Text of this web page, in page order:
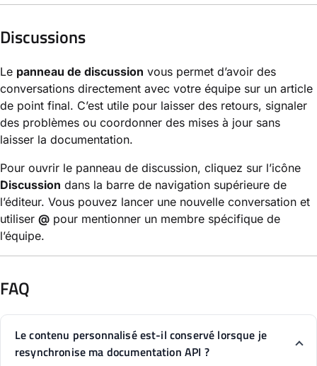
Discussions
Le panneau de discussion vous permet d’avoir des
conversations directement avec votre équipe sur un article
de point final. C’est utile pour laisser des retours, signaler
des problèmes ou coordonner des mises à jour sans
laisser la documentation.
Pour ouvrir le panneau de discussion, cliquez sur l’icône
Discussion dans la barre de navigation supérieure de
l’éditeur. Vous pouvez lancer une nouvelle conversation et
utiliser @ pour mentionner un membre spécifique de
l’équipe.
FAQ
Le contenu personnalisé est-il conservé lorsque je
resynchronise ma documentation API ?